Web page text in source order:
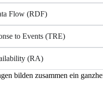
Flow (RDF)
to Events (TRE)
(RA)
bilden zusammen ein